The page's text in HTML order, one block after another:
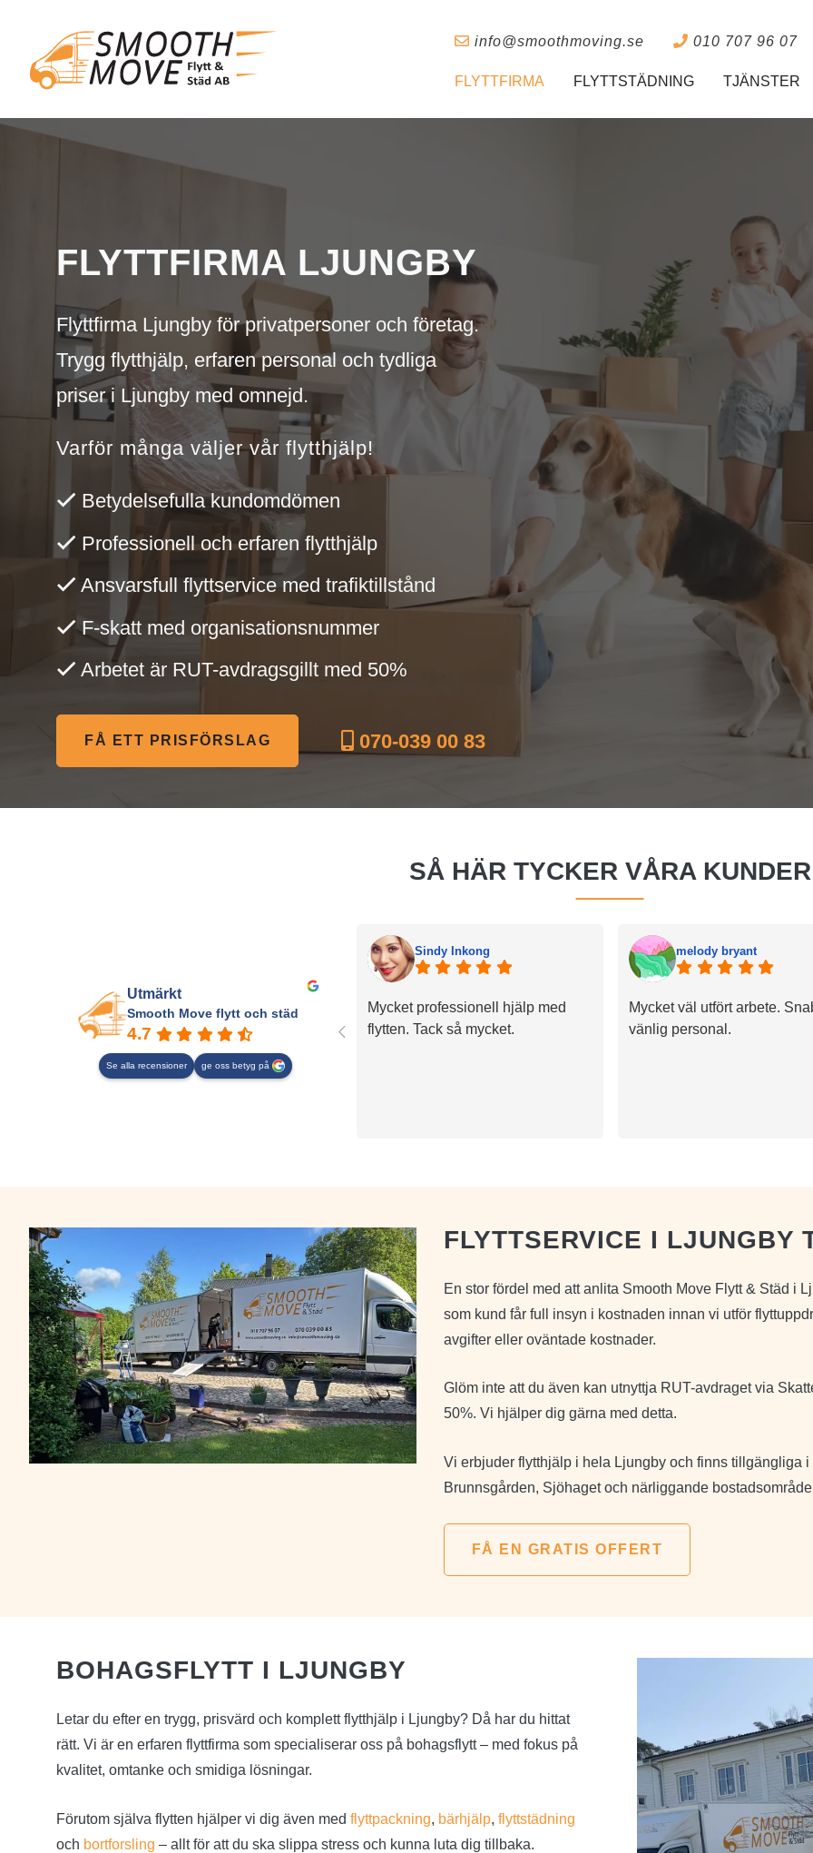
info@smoothmoving.se 010 707 96 07
FLYTTFIRMA FLYTTSTÄDNING TJÄNSTER
FLYTTFIRMA LJUNGBY
Flyttfirma Ljungby för privatpersoner och företag.
Trygg flytthjälp, erfaren personal och tydliga
priser i Ljungby med omnejd.
Varför många väljer vår flytthjälp!
Betydelsefulla kundomdömen
Professionell och erfaren flytthjälp
Ansvarsfull flyttservice med trafiktillstånd
F-skatt med organisationsnummer
Arbetet är RUT-avdragsgillt med 50%
FÅ ETT PRISFÖRSLAG 070-039 00 83
SÅ HÄR TYCKER VÅRA KUNDER
Utmärkt
Smooth Move flytt och städ
4.7
Se alla recensioner ge oss betyg på
Sindy Inkong
Mycket professionell hjälp med
flytten. Tack så mycket.
melody bryant
Mycket väl utfört arbete.
vänlig personal.
FLYTTSERVICE I LJUNGBY
En stor fördel med att anlita Smooth Move Flytt & Städ i
som kund får full insyn i kostnaden innan vi utför
avgifter eller oväntade kostnader.
Glöm inte att du även kan utnyttja RUT-avdraget via
50%. Vi hjälper dig gärna med detta.
Vi erbjuder flytthjälp i hela Ljungby och finns tillgängliga
Brunnsgården, Sjöhaget och närliggande
FÅ EN GRATIS OFFERT
BOHAGSFLYTT I LJUNGBY
Letar du efter en trygg, prisvärd och komplett flytthjälp i Ljungby? Då har du hittat
rätt. Vi är en erfaren flyttfirma som specialiserar oss på bohagsflytt – med fokus på
kvalitet, omtanke och smidiga lösningar.
Förutom själva flytten hjälper vi dig även med flyttpackning, bärhjälp, flyttstädning
och bortforsling – allt för att du ska slippa stress och kunna luta dig tillbaka.